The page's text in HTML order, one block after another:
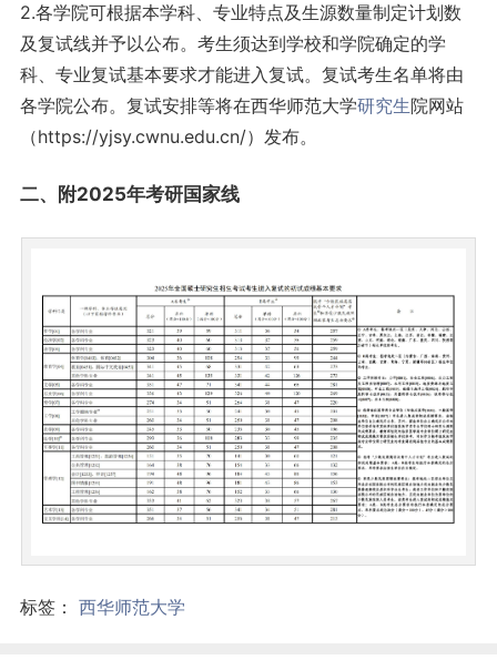
2.各学院可根据本学科、专业特点及生源数量制定计划数
及复试线并予以公布。考生须达到学校和学院确定的学
科、专业复试基本要求才能进入复试。复试考生名单将由
各学院公布。复试安排等将在西华师范大学研究生院网站
（https://yjsy.cwnu.edu.cn/）发布。
二、附2025年考研国家线
标签： 西华师范大学